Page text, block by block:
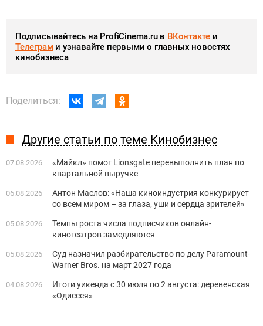
Подписывайтесь на ProfiCinema.ru в ВКонтакте и
Телеграми узнавайте первыми о главных новостях
кинобизнеса
Поделиться:
Другие статьи по теме Кинобизнес
07.08.2026
«Майкл» помог Lionsgate перевыполнить план по
квартальной выручке
06.08.2026
Антон Маслов: «Наша киноиндустрия конкурирует
со всем миром – за глаза, уши и сердца зрителей»
05.08.2026
Темпы роста числа подписчиков онлайн-
кинотеатров замедляются
05.08.2026
Суд назначил разбирательство по делу Paramount-
Warner Bros. на март 2027 года
04.08.2026
Итоги уикенда с 30 июля по 2 августа: деревенская
«Одиссея»